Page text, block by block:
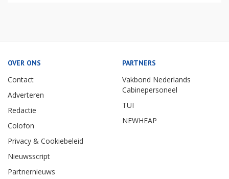
OVER ONS
Contact
Adverteren
Redactie
Colofon
Privacy & Cookiebeleid
Nieuwsscript
Partnernieuws
PARTNERS
Vakbond Nederlands
Cabinepersoneel
TUI
NEWHEAP